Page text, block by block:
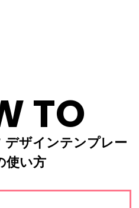
TO
デザインテンプレー
使い方